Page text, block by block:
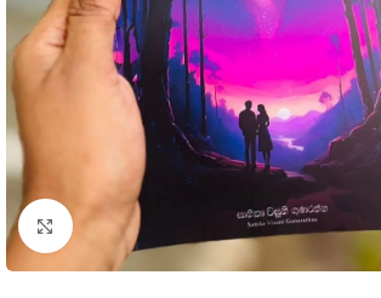
Click to enlarge